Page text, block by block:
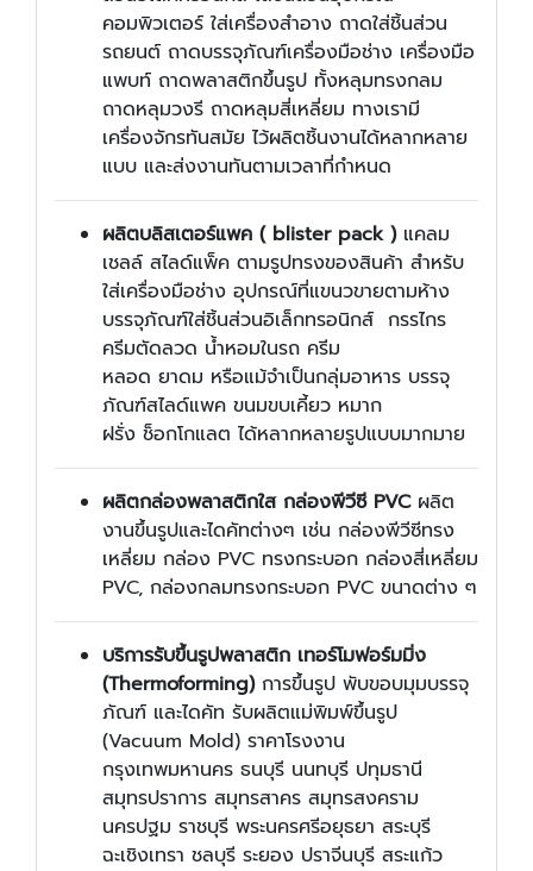
คอมพิวเตอร์ ใส่เครื่องสำอาง ถาดใส่ชิ้นส่วน
รถยนต์ ถาดบรรจุภัณฑ์เครื่องมือช่าง เครื่องมือ
แพบท์ ถาดพลาสติกขึ้นรูป ทั้งหลุมทรงกลม
ถาดหลุมวงรี ถาดหลุมสี่เหลี่ยม ทางเรามี
เครื่องจักรทันสมัย ไว้ผลิตชิ้นงานได้หลากหลาย
แบบ และส่งงานทันตามเวลาที่กำหนด
ผลิตบลิสเตอร์แพค ( blister pack ) แคลม
เชลล์ สไลด์แพ็ค ตามรูปทรงของสินค้า สำหรับ
ใส่เครื่องมือช่าง อุปกรณ์ที่แขนวขายตามห้าง
บรรจุภัณฑ์ใส่ชิ้นส่วนอิเล็กทรอนิกส์ กรรไกร
ครีมตัดลวด น้ำหอมในรถ ครีม
หลอด ยาดม หรือแม้จำเป็นกลุ่มอาหาร บรรจุ
ภัณฑ์สไลด์แพค ขนมขบเคี้ยว หมาก
ฝรั่ง ช็อกโกแลต ได้หลากหลายรูปแบบมากมาย
ผลิตกล่องพลาสติกใส กล่องพีวีซี PVCผลิต
งานขึ้นรูปและไดคัทต่างๆ เช่น กล่องพีวีซีทรง
เหลี่ยม กล่อง PVC ทรงกระบอก กล่องสี่เหลี่ยม
PVC, กล่องกลมทรงกระบอก PVC ขนาดต่าง ๆ
บริการรับขึ้นรูปพลาสติก เทอร์โมฟอร์มมิ่ง
(Thermoforming) การขึ้นรูป พับขอบมุมบรรจุ
ภัณฑ์ และไดคัท รับผลิตแม่พิมพ์ขึ้นรูป
(Vacuum Mold) ราคาโรงงาน
กรุงเทพมหานคร ธนบุรี นนทบุรี ปทุมธานี
สมุทรปราการ สมุทรสาคร สมุทรสงคราม
นครปฐม ราชบุรี พระนครศรีอยุธยา สระบุรี
ฉะเชิงเทรา ชลบุรี ระยอง ปราจีนบุรี สระแก้ว